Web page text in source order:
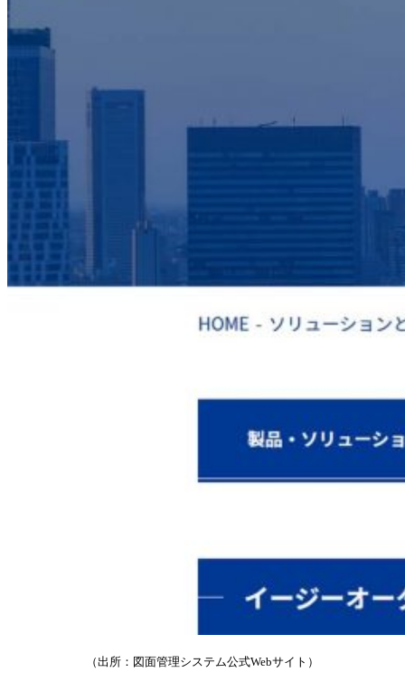
（出所：図面管理システム公式Webサイト）